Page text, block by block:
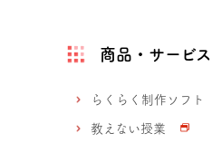
商品・サービ
らくらく制作ソフト
教えない授業